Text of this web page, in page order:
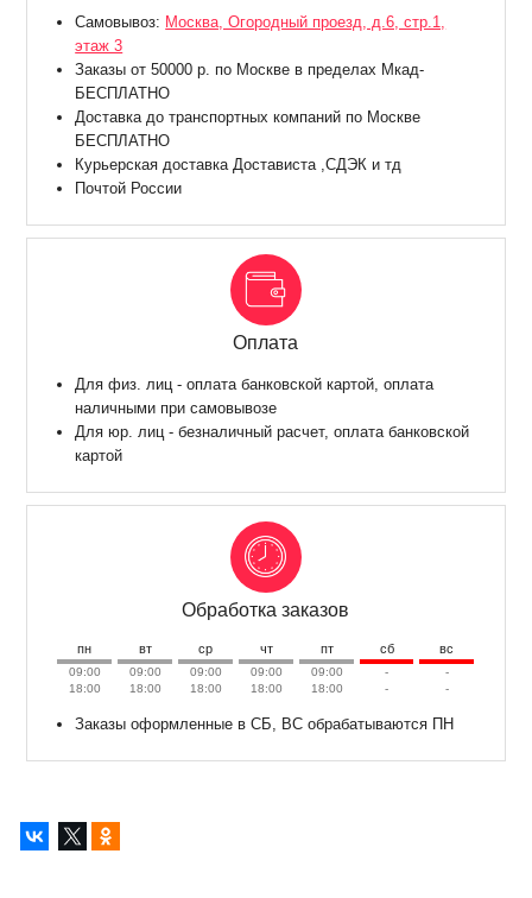
Самовывоз: Москва, Огородный проезд, д.6, стр.1,
этаж 3
Заказы от 50000 р. по Москве в пределах Мкад-
БЕСПЛАТНО
Доставка до транспортных компаний по Москве
БЕСПЛАТНО
Курьерская доставка Достависта ,СДЭК и тд
Почтой России
Оплата
Для физ. лиц - оплата банковской картой, оплата
наличными при самовывозе
Для юр. лиц - безналичный расчет, оплата банковской
картой
Обработка заказов
пн вт ср чт пт сб вс
09:00
18:00
09:00
18:00
09:00
18:00
09:00
18:00
09:00
18:00
-
-
-
-
Заказы оформленные в СБ, ВС обрабатываются ПН